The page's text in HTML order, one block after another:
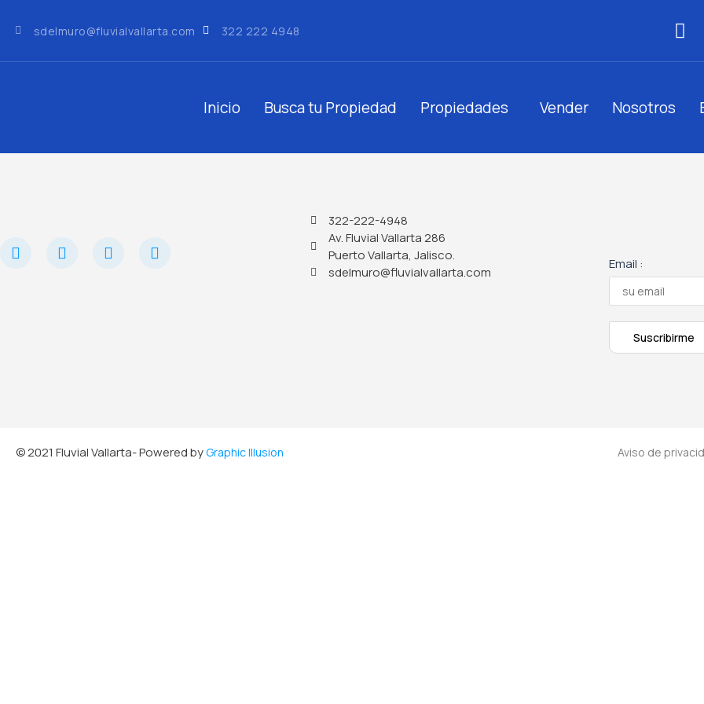
sdelmuro@fluvialvallarta.com 322 222 4948
Inicio Busca tu Propiedad Propiedades Vender Nosotros
322-222-4948
Av. Fluvial Vallarta 286
Puerto Vallarta, Jalisco.
sdelmuro@fluvialvallarta.com
Email :
© 2021 Fluvial Vallarta- Powered byGraphic Illusion Aviso de